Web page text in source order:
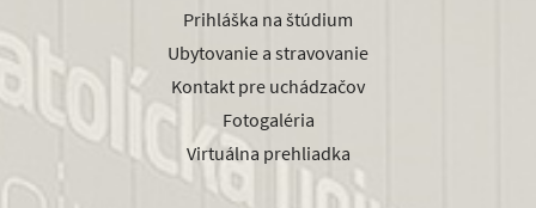
Prihláška na štúdium
Ubytovanie a stravovanie
Kontakt pre uchádzačov
Fotogaléria
Virtuálna prehliadka